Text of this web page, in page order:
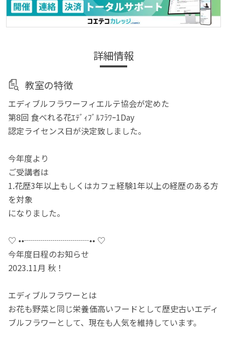
詳細情報
教室の特徴
エディブルフラワーフィエルテ協会が定めた
第8回 食べれる花ｴﾃﾞｨﾌﾞﾙﾌﾗﾜｰ1Day
認定ライセンス日が決定致しました。
今年度より
ご受講者は
1.花歴3年以上もしくはカフェ経験1年以上の経歴のある方
を対象
になりました。
♡ ••┈┈┈┈┈┈┈┈•• ♡
今年度日程のお知らせ
2023.11月 秋！
エディブルフラワーとは
お花も野菜と同じ栄養価高いフードとして歴史古いエディ
ブルフラワーとして、現在も人気を維持しています。